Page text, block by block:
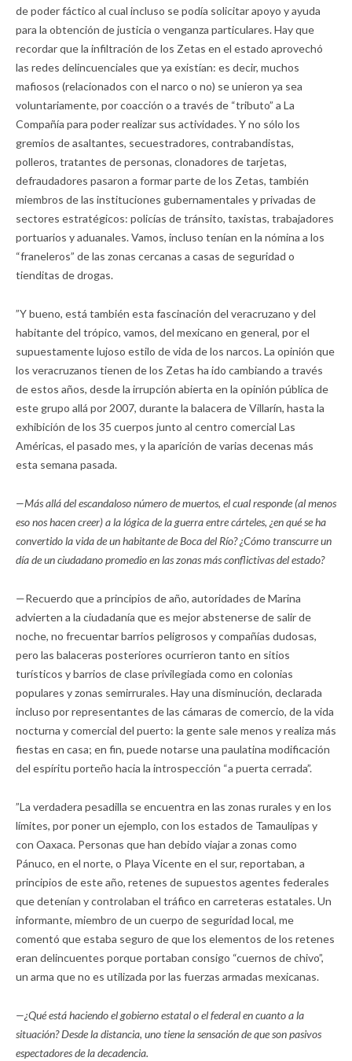
de poder fáctico al cual incluso se podía solicitar apoyo y ayuda
para la obtención de justicia o venganza particulares. Hay que
recordar que la infiltración de los Zetas en el estado aprovechó
las redes delincuenciales que ya existían: es decir, muchos
mafiosos (relacionados con el narco o no) se unieron ya sea
voluntariamente, por coacción o a través de “tributo” a La
Compañía para poder realizar sus actividades. Y no sólo los
gremios de asaltantes, secuestradores, contrabandistas,
polleros, tratantes de personas, clonadores de tarjetas,
defraudadores pasaron a formar parte de los Zetas, también
miembros de las instituciones gubernamentales y privadas de
sectores estratégicos: policías de tránsito, taxistas, trabajadores
portuarios y aduanales. Vamos, incluso tenían en la nómina a los
“franeleros” de las zonas cercanas a casas de seguridad o
tienditas de drogas.
”Y bueno, está también esta fascinación del veracruzano y del
habitante del trópico, vamos, del mexicano en general, por el
supuestamente lujoso estilo de vida de los narcos. La opinión que
los veracruzanos tienen de los Zetas ha ido cambiando a través
de estos años, desde la irrupción abierta en la opinión pública de
este grupo allá por 2007, durante la balacera de Villarín, hasta la
exhibición de los 35 cuerpos junto al centro comercial Las
Américas, el pasado mes, y la aparición de varias decenas más
esta semana pasada.
—Más allá del escandaloso número de muertos, el cual responde (al menos
eso nos hacen creer) a la lógica de la guerra entre cárteles, ¿en qué se ha
convertido la vida de un habitante de Boca del Río? ¿Cómo transcurre un
día de un ciudadano promedio en las zonas más conflictivas del estado?
—Recuerdo que a principios de año, autoridades de Marina
advierten a la ciudadanía que es mejor abstenerse de salir de
noche, no frecuentar barrios peligrosos y compañías dudosas,
pero las balaceras posteriores ocurrieron tanto en sitios
turísticos y barrios de clase privilegiada como en colonias
populares y zonas semirrurales. Hay una disminución, declarada
incluso por representantes de las cámaras de comercio, de la vida
nocturna y comercial del puerto: la gente sale menos y realiza más
fiestas en casa; en fin, puede notarse una paulatina modificación
del espíritu porteño hacia la introspección “a puerta cerrada”.
”La verdadera pesadilla se encuentra en las zonas rurales y en los
límites, por poner un ejemplo, con los estados de Tamaulipas y
con Oaxaca. Personas que han debido viajar a zonas como
Pánuco, en el norte, o Playa Vicente en el sur, reportaban, a
principios de este año, retenes de supuestos agentes federales
que detenían y controlaban el tráfico en carreteras estatales. Un
informante, miembro de un cuerpo de seguridad local, me
comentó que estaba seguro de que los elementos de los retenes
eran delincuentes porque portaban consigo “cuernos de chivo”,
un arma que no es utilizada por las fuerzas armadas mexicanas.
—¿Qué está haciendo el gobierno estatal o el federal en cuanto a la
situación? Desde la distancia, uno tiene la sensación de que son pasivos
espectadores de la decadencia.